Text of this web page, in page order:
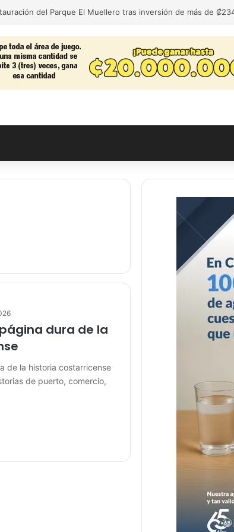
del Parque El Muellero tras inversión de más de
dura de la
de la historia costarricense
de puerto, comercio,